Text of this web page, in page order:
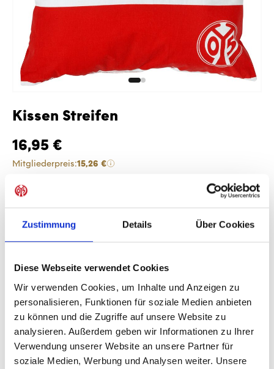
Zustimmung Details Über Cookies
Diese Webseite verwendet Cookies
Wir verwenden Cookies, um Inhalte und Anzeigen zu
personalisieren, Funktionen für soziale Medien anbieten
zu können und die Zugriffe auf unsere Website zu
analysieren. Außerdem geben wir Informationen zu Ihrer
Verwendung unserer Website an unsere Partner für
soziale Medien, Werbung und Analysen weiter. Unsere
Kissen Streifen
16,95 €
Mitgliederpreis:15,26 €
Produkt Anzahl: Gib den gewünschten
Sofort verfügbar, Lieferzeit: 1-3 Tage
Produktdetails